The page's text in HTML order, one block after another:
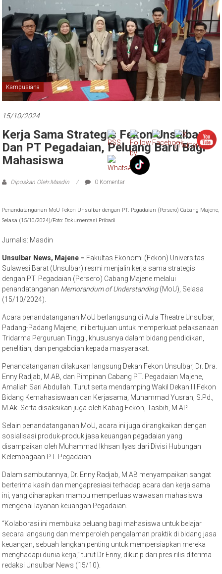
Kampusiana
15/10/2024
Kerja Sama Strategis Fekon Unsulbar
Dan PT Pegadaian, Peluang Baru Bagi
Mahasiswa
Diposkan Oleh:Masdin 0 Komentar
Penandatanganan MoU Fekon Unsulbar dengan PT. Pegadaian (Persero) Cabang Majene,
Selasa (15/10/2024)/Foto: Dokumentasi Pribadi
Jurnalis: Masdin
Unsulbar News, Majene – Fakultas Ekonomi (Fekon) Universitas
Sulawesi Barat (Unsulbar) resmi menjalin kerja sama strategis
dengan PT. Pegadaian (Persero) Cabang Majene melalui
penandatanganan Memorandum of Understanding(MoU), Selasa
(15/10/2024).
Acara penandatanganan MoU berlangsung di Aula Theatre Unsulbar,
Padang-Padang Majene, ini bertujuan untuk memperkuat pelaksanaan
Tridarma Perguruan Tinggi, khususnya dalam bidang pendidikan,
penelitian, dan pengabdian kepada masyarakat.
Penandatanganan dilakukan langsung Dekan Fekon Unsulbar, Dr. Dra.
Enny Radjab, M.AB, dan Pimpinan Cabang PT. Pegadaian Majene,
Amaliah Sari Abdullah. Turut serta mendamping Wakil Dekan III Fekon
Bidang Kemahasiswaan dan Kerjasama, Muhammad Yusran, S.Pd.,
M.Ak. Serta disaksikan juga oleh Kabag Fekon, Tasbih, M.AP.
Selain penandatanganan MoU, acara ini juga dirangkaikan dengan
sosialisasi produk-produk jasa keuangan pegadaian yang
disampaikan oleh Muhammad Ikhsan Ilyas dari Divisi Hubungan
Kelembagaan PT. Pegadaian.
Dalam sambutannya, Dr. Enny Radjab, M.AB menyampaikan sangat
berterima kasih dan mengapresiasi terhadap acara dan kerja sama
ini, yang diharapkan mampu memperluas wawasan mahasiswa
mengenai layanan keuangan Pegadaian.
“Kolaborasi ini membuka peluang bagi mahasiswa untuk belajar
secara langsung dan memperoleh pengalaman praktik di bidang jasa
keuangan, sebuah langkah penting untuk mempersiapkan mereka
menghadapi dunia kerja,” turut Dr Enny, dikutip dari pres rilis diterima
redaksi Unsulbar News (15/10).